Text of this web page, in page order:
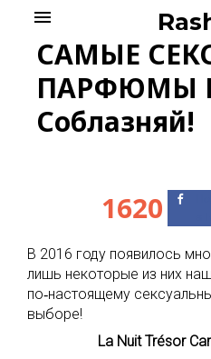
content
menu
САМЫЕ
ПАРФЮМЫ
Соблазняй!
1620
В 2016 году появилось
лишь некоторые из них
по‑настоящему
выборе!
La Nuit Trésor